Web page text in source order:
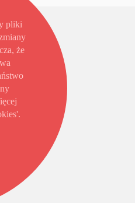
pliki
że